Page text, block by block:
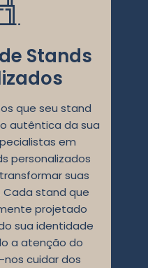
Stands
que seu stand
autêntica da sua
em
personalizados
suas
Cada stand que
projetado
sua identidade
a atenção do
nos cuidar dos